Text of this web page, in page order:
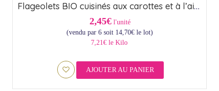
Flageolets BIO cuisinés aux carottes et à l’ail – Origine France (37cl)
2,45€ l'unité
(vendu par 6 soit 14,70€le lot)
7,21€ le Kilo
AJOUTER AU PANIER